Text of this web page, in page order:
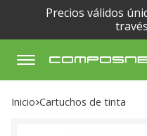
Precios válidos
Inicio cartuchos de tinta